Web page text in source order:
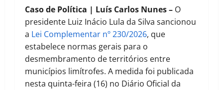
Caso de Política | Luís Carlos Nunes – O
presidente Luiz Inácio Lula da Silva sancionou
a Lei Complementar nº 230/2026, que
estabelece normas gerais para o
desmembramento de territórios entre
municípios limítrofes. A medida foi publicada
nesta quinta-feira (16) no Diário Oficial da